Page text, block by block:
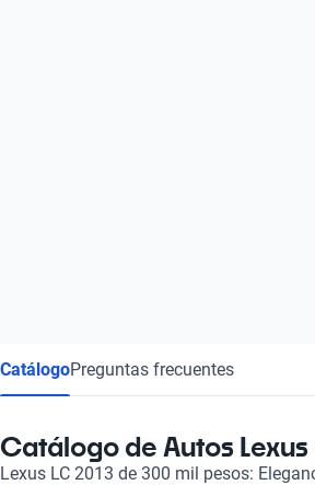
CatálogoPreguntas frecuentes
Catálogo de Autos
Lexus LC 2013 de 300 mil pesos: